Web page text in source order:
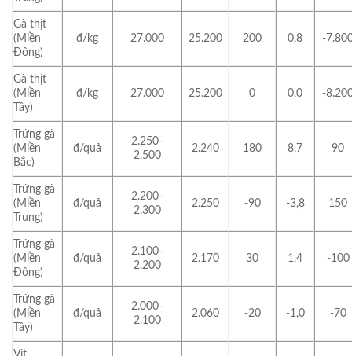
Gà thịt
(Miền
Đông)
đ/kg 27.000 25.200 200 0,8 -
Gà thịt
(Miền
Tây)
đ/kg 27.000 25.200 0 0,0 -
Trứng gà
(Miền
Bắc)
đ/quả
2.250-
2.500
2.240 180 8,7 90
Trứng gà
(Miền
Trung)
đ/quả
2.200-
2.300
2.250 -90 -3,8 150
Trứng gà
(Miền
Đông)
đ/quả
2.100-
2.200
2.170 30 1,4 -100
Trứng gà
(Miền
Tây)
đ/quả
2.000-
2.100
2.060 -20 -1,0 -70